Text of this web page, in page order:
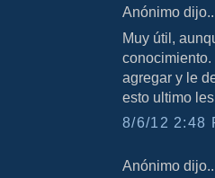
Anónimo
Muy útil,
agregar y le
esto ultimo
8/6/12 2:48
Anónimo